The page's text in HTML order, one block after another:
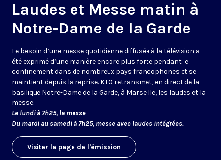
Laudes et Messe matin à
Notre-Dame de la Garde
Le besoin d’une messe quotidienne diffusée à la télévision a
été exprimé d’une manière encore plus forte pendant le
confinement dans de nombreux pays francophones et se
maintient depuis la reprise. KTO retransmet, en direct de la
basilique Notre-Dame de la Garde, à Marseille, les laudes et la
messe.
Le lundi à 7h25, la messe
Du mardi au samedi à 7h25, messe avec laudes intégrées.
Visiter la page de l'émission